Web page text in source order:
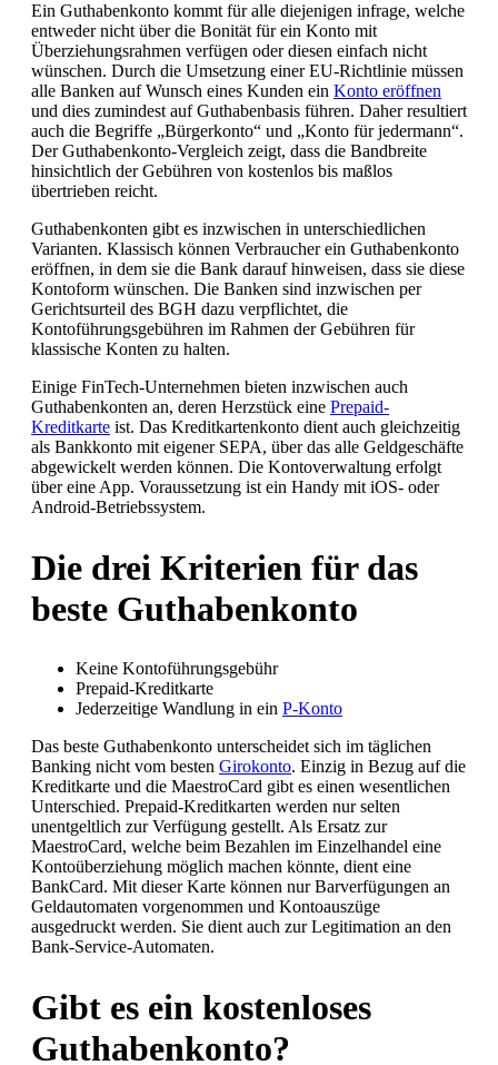
Ein Guthabenkonto kommt für alle diejenigen infrage, welche
entweder nicht über die Bonität für ein Konto mit
Überziehungsrahmen verfügen oder diesen einfach nicht
wünschen. Durch die Umsetzung einer EU-Richtlinie müssen
alle Banken auf Wunsch eines Kunden ein Konto eröffnen
und dies zumindest auf Guthabenbasis führen. Daher resultiert
auch die Begriffe „Bürgerkonto“ und „Konto für jedermann“.
Der Guthabenkonto-Vergleich zeigt, dass die Bandbreite
hinsichtlich der Gebühren von kostenlos bis maßlos
übertrieben reicht.
Guthabenkonten gibt es inzwischen in unterschiedlichen
Varianten. Klassisch können Verbraucher ein Guthabenkonto
eröffnen, in dem sie die Bank darauf hinweisen, dass sie diese
Kontoform wünschen. Die Banken sind inzwischen per
Gerichtsurteil des BGH dazu verpflichtet, die
Kontoführungsgebühren im Rahmen der Gebühren für
klassische Konten zu halten.
Einige FinTech-Unternehmen bieten inzwischen auch
Guthabenkonten an, deren Herzstück eine Prepaid-
Kreditkarte ist. Das Kreditkartenkonto dient auch gleichzeitig
als Bankkonto mit eigener SEPA, über das alle Geldgeschäfte
abgewickelt werden können. Die Kontoverwaltung erfolgt
über eine App. Voraussetzung ist ein Handy mit iOS- oder
Android-Betriebssystem.
Die drei Kriterien für das
beste Guthabenkonto
Keine Kontoführungsgebühr
Prepaid-Kreditkarte
Jederzeitige Wandlung in ein P-Konto
Das beste Guthabenkonto unterscheidet sich im täglichen
Banking nicht vom besten Girokonto. Einzig in Bezug auf die
Kreditkarte und die MaestroCard gibt es einen wesentlichen
Unterschied. Prepaid-Kreditkarten werden nur selten
unentgeltlich zur Verfügung gestellt. Als Ersatz zur
MaestroCard, welche beim Bezahlen im Einzelhandel eine
Kontoüberziehung möglich machen könnte, dient eine
BankCard. Mit dieser Karte können nur Barverfügungen an
Geldautomaten vorgenommen und Kontoauszüge
ausgedruckt werden. Sie dient auch zur Legitimation an den
Bank-Service-Automaten.
Gibt es ein kostenloses
Guthabenkonto?